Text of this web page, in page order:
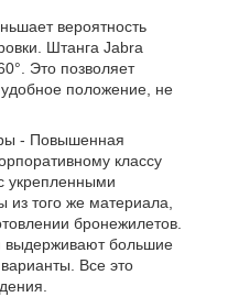
вероятность
Штанга Jabra
Это позволяет
удобное положение, не
- Повышенная
классу
укрепленными
того же материала,
бронежилетов.
выдерживают большие
Все это